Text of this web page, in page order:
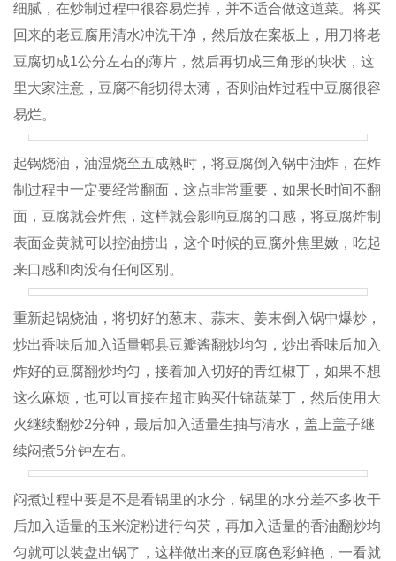
细腻，在炒制过程中很容易烂掉，并不适合做这道菜。将买
回来的老豆腐用清水冲洗干净，然后放在案板上，用刀将老
豆腐切成1公分左右的薄片，然后再切成三角形的块状，这
里大家注意，豆腐不能切得太薄，否则油炸过程中豆腐很容
易烂。
起锅烧油，油温烧至五成熟时，将豆腐倒入锅中油炸，在炸
制过程中一定要经常翻面，这点非常重要，如果长时间不翻
面，豆腐就会炸焦，这样就会影响豆腐的口感，将豆腐炸制
表面金黄就可以控油捞出，这个时候的豆腐外焦里嫩，吃起
来口感和肉没有任何区别。
重新起锅烧油，将切好的葱末、蒜末、姜末倒入锅中爆炒，
炒出香味后加入适量郫县豆瓣酱翻炒均匀，炒出香味后加入
炸好的豆腐翻炒均匀，接着加入切好的青红椒丁，如果不想
这么麻烦，也可以直接在超市购买什锦蔬菜丁，然后使用大
火继续翻炒2分钟，最后加入适量生抽与清水，盖上盖子继
续闷煮5分钟左右。
闷煮过程中要是不是看锅里的水分，锅里的水分差不多收干
后加入适量的玉米淀粉进行勾芡，再加入适量的香油翻炒均
匀就可以装盘出锅了，这样做出来的豆腐色彩鲜艳，一看就